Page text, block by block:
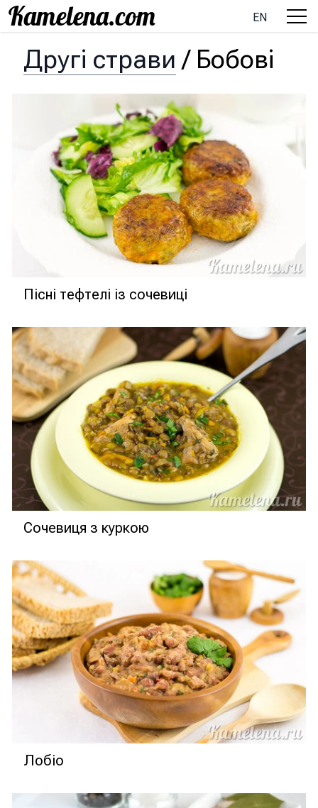
EN
Другі страви / Бобові
Пісні тефтелі із сочевиці
Сочевиця з куркою
Лобіо